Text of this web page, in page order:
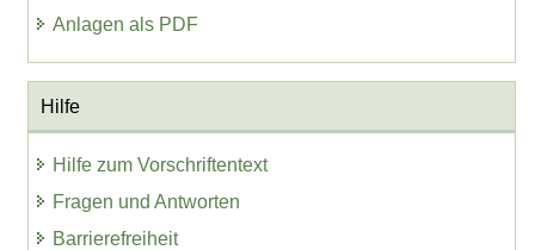
Anlagen als PDF
Hilfe
Hilfe zum Vorschriftentext
Fragen und Antworten
Barrierefreiheit